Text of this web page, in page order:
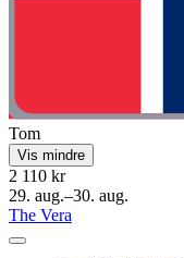
Tom
Vis mindre
2 110 kr
29. aug.–30. aug.
The Vera